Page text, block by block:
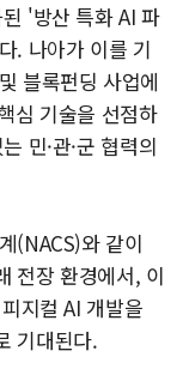
'방산 특화 AI 파
. 나아가 이를 기
블록펀딩 사업에
심 기술을 선점하
민·관·군 협력의
(NACS)와 같이
전장 환경에서, 이
지컬 AI 개발을
기대된다.